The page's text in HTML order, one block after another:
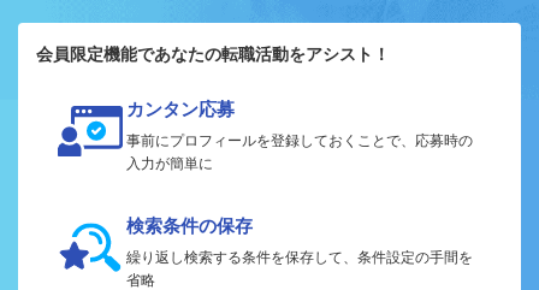
会員限定機能であなたの転職活動をアシスト！
カンタン応募
事前にプロフィールを登録しておくことで、応募時の
入力が簡単に
検索条件の保存
繰り返し検索する条件を保存して、条件設定の手間を
省略